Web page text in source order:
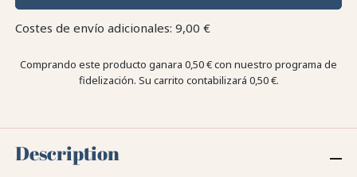
Costes de envío adicionales: 9,00 €
Comprando este producto ganara 0,50 €con nuestro programa de
fidelización. Su carrito contabilizará 0,50 €.
Description